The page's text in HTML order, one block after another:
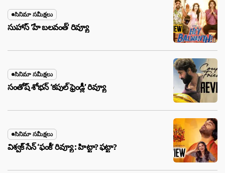
సినిమా సమీక్షలు
సుహాస్ ‘హే బలవంత్’ రివ్యూ
సినిమా సమీక్షలు
సంతోష్ శోభన్ ‘కపుల్ ఫ్రెండ్లీ’ రివ్యూ
సినిమా సమీక్షలు
విశ్వక్ సేన్ ‘ఫంకీ’ రివ్యూ : హిట్టా? ఫట్టా?